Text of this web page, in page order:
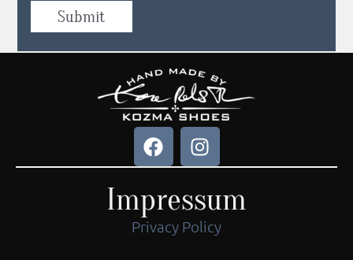
Submit
Impressum
Privacy Policy